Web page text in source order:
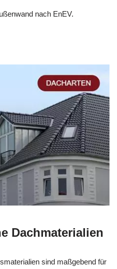
nach EnEV.
Dachmaterialien
sind maßgebend für